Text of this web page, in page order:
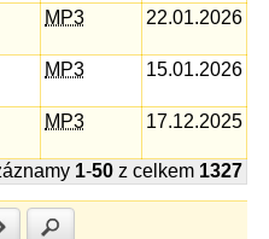
MP3 22.01.2026
MP3 15.01.2026
MP3 17.12.2025
1-50 z celkem 1327